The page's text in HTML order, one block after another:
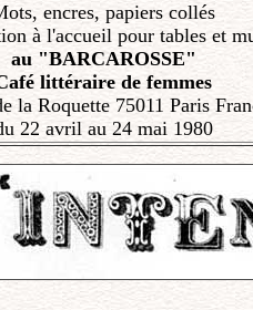
encres, papiers collés
à l'accueil pour tables et
au "BARCAROSSE"
littéraire de femmes
la Roquette 75011 Paris
22 avril au 24 mai 1980